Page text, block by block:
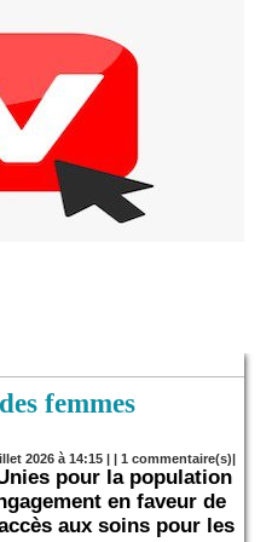
femmes
2026 à 14:15 | | 1 commentaire(s)|
pour la population
en faveur de
aux soins pour les